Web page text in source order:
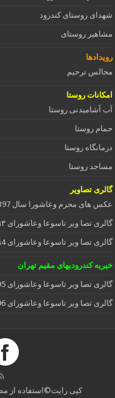
شهدای روستای کندرود
مشاهیر روستای
رویدادها
مجالس ترحیم
امکانات روستا
آب آشامیدنی روستا
حمام روستا
درمانگاه روستا
مساجد روستا
گالری تصاویر
عکس های محرم وعاشورا سال 1397
گالری تصا ویر تاسوعا وعاشورای ۱۳۹۳
گالری تصا ویر تاسوعا وعاشورای ۱۳۹4
خیریه کندرودیهای مقیم تهران
گالری تصا ویر تاسوعا وعاشورای 1395
گالری تصا ویر تاسوعا وعاشورای 1396
کپی رایت©استفاده از